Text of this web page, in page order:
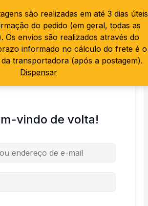
são realizadas em até 3 dias úteis
do pedido (em geral, todas as
Os envios são realizados através do
informado no cálculo do frete é o
transportadora (após a postagem).
Dispensar
0
vindo de volta!